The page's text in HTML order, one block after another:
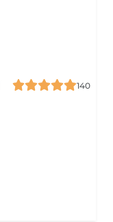
140